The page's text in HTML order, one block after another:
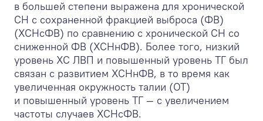
в большей степени выражена для хронической
СН с сохраненной фракцией выброса (ФВ)
(ХСНсФВ) по сравнению с хронической СН со
сниженной ФВ (ХСНнФВ). Более того, низкий
уровень ХС ЛВП и повышенный уровень ТГ был
связан с развитием ХСНнФВ, в то время как
увеличенная окружность талии (ОТ)
и повышенный уровень ТГ — с увеличением
частоты случаев ХСНсФВ.